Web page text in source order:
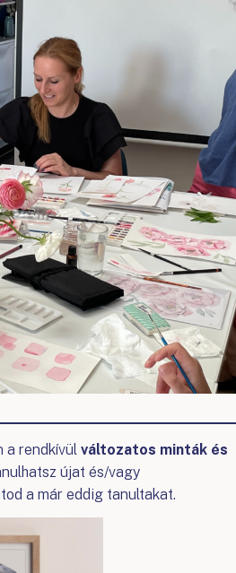
a rendkívül változatos minták és
újat és/vagy
a már eddig tanultakat.